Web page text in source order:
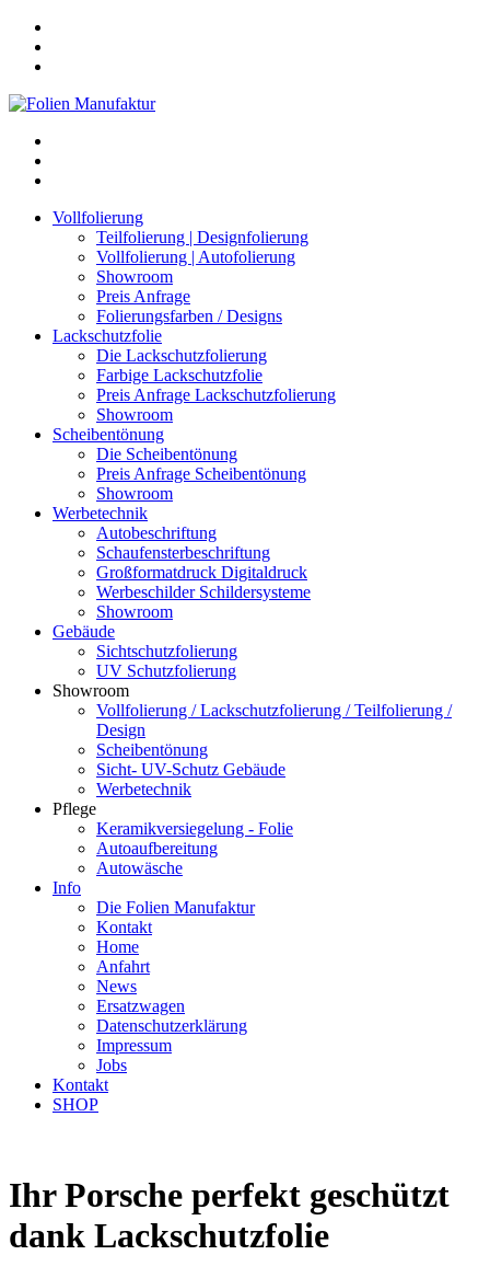
Vollfolierung
Teilfolierung | Designfolierung
Vollfolierung | Autofolierung
Showroom
Preis Anfrage
Folierungsfarben / Designs
Lackschutzfolie
Die Lackschutzfolierung
Farbige Lackschutzfolie
Preis Anfrage Lackschutzfolierung
Showroom
Scheibentönung
Die Scheibentönung
Preis Anfrage Scheibentönung
Showroom
Werbetechnik
Autobeschriftung
Schaufensterbeschriftung
Großformatdruck Digitaldruck
Werbeschilder Schildersysteme
Showroom
Gebäude
Sichtschutzfolierung
UV Schutzfolierung
Showroom
Vollfolierung / Lackschutzfolierung / Teilfolierung /
Design
Scheibentönung
Sicht- UV-Schutz Gebäude
Werbetechnik
Pflege
Keramikversiegelung - Folie
Autoaufbereitung
Autowäsche
Info
Die Folien Manufaktur
Kontakt
Home
Anfahrt
News
Ersatzwagen
Datenschutzerklärung
Impressum
Jobs
Kontakt
SHOP
Ihr Porsche perfekt geschützt
dank Lackschutzfolie